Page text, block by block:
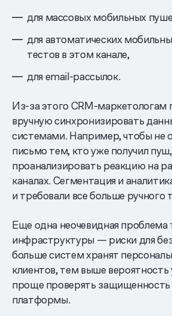
для массовых мобильных
для автоматических
тестов в этом канале,
для email-рассылок.
Из-за этого CRM-маркетологам
вручную синхронизировать
системами. Например, чтобы не
письмо тем, кто уже получил
проанализировать реакцию на
каналах. Сегментация и
и требовали все больше ручного
Еще одна неочевидная проблема
инфраструктуры — риски для
больше систем хранят
клиентов, тем выше вероятность
проще проверять
платформы.